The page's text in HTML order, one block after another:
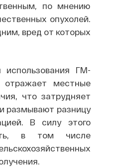
по мнению
опухолей.
вред от которых
использования ГМ-
отражает местные
что затрудняет
размывают разницу
В силу этого
в том числе